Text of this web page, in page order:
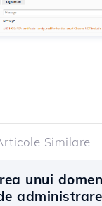
Similare
unui